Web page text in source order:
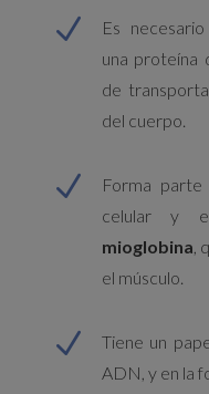
N Es
una proteína
de
del cuerpo.
N
Forma
celular y
mioglobina ,
el músculo.
N
Tiene un
ADN, y en la